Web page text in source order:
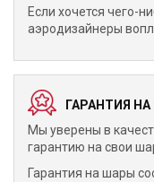
Если хочется чего-
аэродизайнеры
ГАРАНТИЯ
Мы уверены в
гарантию на свои
Гарантия на шары